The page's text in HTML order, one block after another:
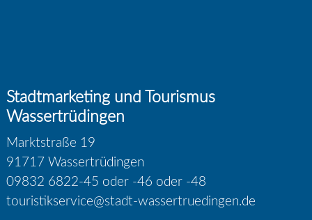
Stadtmarketing und Tourismus
Wassertrüdingen
Marktstraße 19
91717 Wassertrüdingen
09832 6822-45 oder -46 oder -48
touristikservice@stadt-wassertruedingen.de